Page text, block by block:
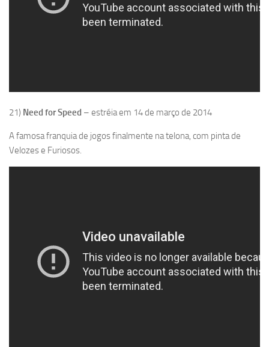
21) Need for Speed – estréia em 14 de março de 2014
A famosa franquia de jogos finalmente na telona, com pinta de
Velozes e Furiosos.